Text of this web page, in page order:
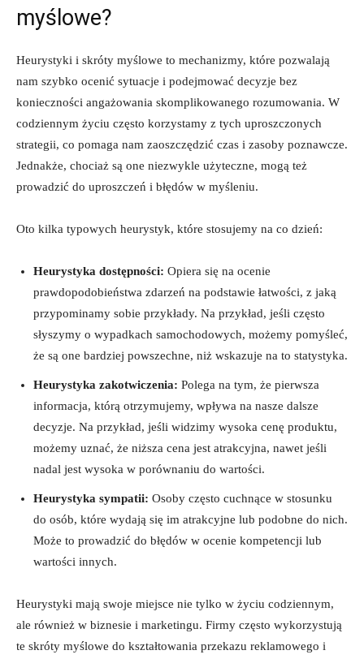
myślowe?
Heurystyki i skróty myślowe to mechanizmy, które pozwalają
nam szybko ocenić sytuacje i podejmować decyzje bez
konieczności angażowania skomplikowanego rozumowania. W
codziennym życiu często korzystamy z tych uproszczonych
strategii, co pomaga nam zaoszczędzić czas i zasoby poznawcze.
Jednakże, chociaż są one niezwykle użyteczne, mogą też
prowadzić do uproszczeń i błędów w myśleniu.
Oto kilka typowych heurystyk, które stosujemy na co dzień:
Heurystyka dostępności: Opiera się na ocenie
prawdopodobieństwa zdarzeń na podstawie łatwości, z jaką
przypominamy sobie przykłady. Na przykład, jeśli często
słyszymy o wypadkach samochodowych, możemy pomyśleć,
że są one bardziej powszechne, niż wskazuje na to statystyka.
Heurystyka zakotwiczenia: Polega na tym, że pierwsza
informacja, którą otrzymujemy, wpływa na nasze dalsze
decyzje. Na przykład, jeśli widzimy wysoka cenę produktu,
możemy uznać, że niższa cena jest atrakcyjna, nawet jeśli
nadal jest wysoka w porównaniu do wartości.
Heurystyka sympatii: Osoby często cuchnące w stosunku
do osób, które wydają się im atrakcyjne lub podobne do nich.
Może to prowadzić do błędów w ocenie kompetencji lub
wartości innych.
Heurystyki mają swoje miejsce nie tylko w życiu codziennym,
ale również w biznesie i marketingu. Firmy często wykorzystują
te skróty myślowe do kształtowania przekazu reklamowego i